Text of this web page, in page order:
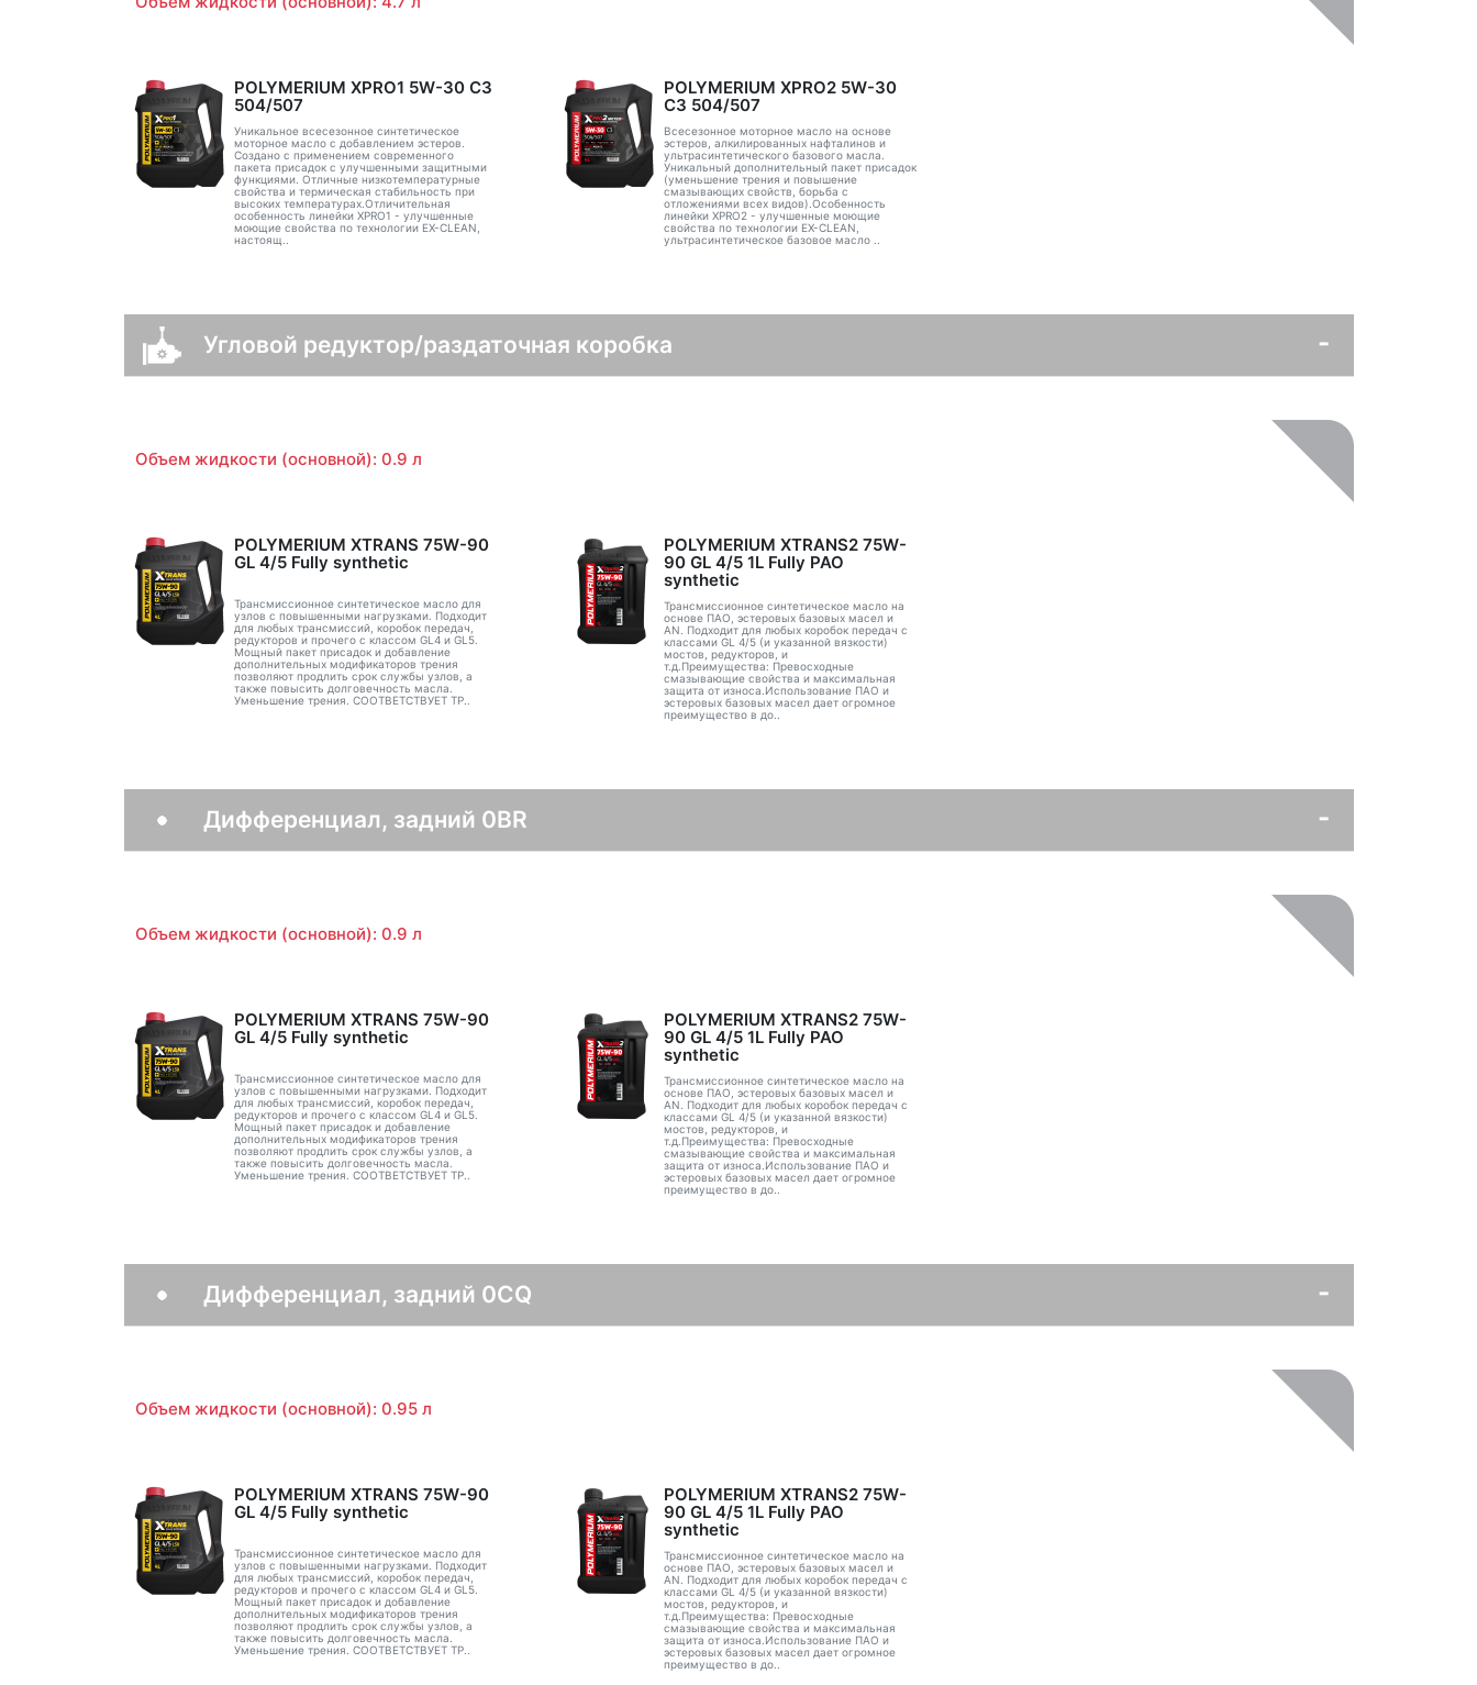
POLYMERIUM XPRO1 5W-30 C3
504/507
Уникальное всесезонное синтетическое
моторное масло с добавлением эстеров.
Создано с применением современного
пакета присадок с улучшенными защитными
функциями. Отличные низкотемпературные
свойства и термическая стабильность при
высоких температурах.Отличительная
особенность линейки XPRO1 - улучшенные
моющие свойства по технологии EX-CLEAN,
настоящ..
POLYMERIUM XPRO2 5W-30
C3 504/507
Всесезонное моторное масло на основе
эстеров, алкилированных нафталинов и
ультрасинтетического базового масла.
Уникальный дополнительный пакет присадок
(уменьшение трения и повышение
смазывающих свойств, борьба с
отложениями всех видов).Особенность
линейки XPRO2 - улучшенные моющие
свойства по технологии EX-CLEAN,
ультрасинтетическое базовое масло ..
Угловой редуктор/раздаточная коробка
Объем жидкости (основной): 0.9 л
POLYMERIUM XTRANS 75W-90
GL 4/5 Fully synthetic
Трансмиссионное синтетическое масло для
узлов с повышенными нагрузками. Подходит
для любых трансмиссий, коробок передач,
редукторов и прочего с классом GL4 и GL5.
Мощный пакет присадок и добавление
дополнительных модификаторов трения
позволяют продлить срок службы узлов, а
также повысить долговечность масла.
Уменьшение трения. СООТВЕТСТВУЕТ ТР..
POLYMERIUM XTRANS2 75W-
90 GL 4/5 1L Fully PAO
synthetic
Трансмиссионное синтетическое масло на
основе ПАО, эстеровых базовых масел и
AN. Подходит для любых коробок передач с
классами GL 4/5 (и указанной вязкости)
мостов, редукторов, и
т.д.Преимущества: Превосходные
смазывающие свойства и максимальная
защита от износа.Использование ПАО и
эстеровых базовых масел дает огромное
преимущество в до..
Дифференциал, задний 0BR
Объем жидкости (основной): 0.9 л
POLYMERIUM XTRANS 75W-90
GL 4/5 Fully synthetic
Трансмиссионное синтетическое масло для
узлов с повышенными нагрузками. Подходит
для любых трансмиссий, коробок передач,
редукторов и прочего с классом GL4 и GL5.
Мощный пакет присадок и добавление
дополнительных модификаторов трения
позволяют продлить срок службы узлов, а
также повысить долговечность масла.
Уменьшение трения. СООТВЕТСТВУЕТ ТР..
POLYMERIUM XTRANS2 75W-
90 GL 4/5 1L Fully PAO
synthetic
Трансмиссионное синтетическое масло на
основе ПАО, эстеровых базовых масел и
AN. Подходит для любых коробок передач с
классами GL 4/5 (и указанной вязкости)
мостов, редукторов, и
т.д.Преимущества: Превосходные
смазывающие свойства и максимальная
защита от износа.Использование ПАО и
эстеровых базовых масел дает огромное
преимущество в до..
Дифференциал, задний 0CQ
Объем жидкости (основной): 0.95 л
POLYMERIUM XTRANS 75W-90
GL 4/5 Fully synthetic
Трансмиссионное синтетическое масло для
узлов с повышенными нагрузками. Подходит
для любых трансмиссий, коробок передач,
редукторов и прочего с классом GL4 и GL5.
Мощный пакет присадок и добавление
дополнительных модификаторов трения
позволяют продлить срок службы узлов, а
также повысить долговечность масла.
Уменьшение трения. СООТВЕТСТВУЕТ ТР..
POLYMERIUM XTRANS2 75W-
90 GL 4/5 1L Fully PAO
synthetic
Трансмиссионное синтетическое масло на
основе ПАО, эстеровых базовых масел и
AN. Подходит для любых коробок передач с
классами GL 4/5 (и указанной вязкости)
мостов, редукторов, и
т.д.Преимущества: Превосходные
смазывающие свойства и максимальная
защита от износа.Использование ПАО и
эстеровых базовых масел дает огромное
преимущество в до..